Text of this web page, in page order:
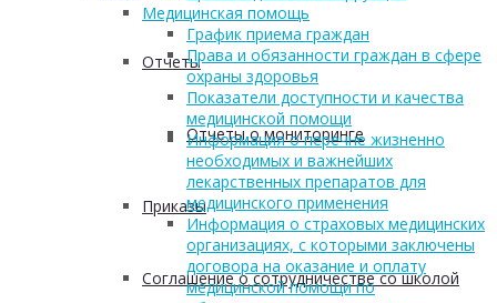
Отчеты
Отчеты о мониторинге
Приказы
Соглашение о сотрудничестве со школой
Медицинская помощь
График приема граждан
Права и обязанности граждан в сфере
охраны здоровья
Показатели доступности и качества
медицинской помощи
Информация о перечне жизненно
необходимых и важнейших
лекарственных препаратов для
медицинского применения
Информация о страховых медицинских
организациях, с которыми заключены
договора на оказание и оплату
медицинской помощи по